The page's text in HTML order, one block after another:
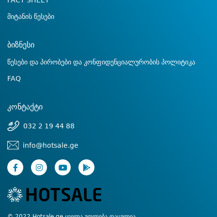
მიტანის წესები
ბიზნესი
წესები და პირობები და კონფიდენციალურობის პოლიტიკა
FAQ
კონტაქტი
032 2 19 44 88
info@hotsale.ge